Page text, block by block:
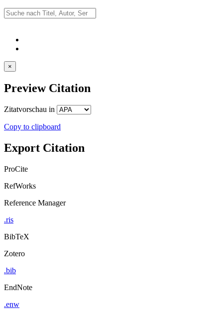
×
Preview Citation
Zitatvorschau in
Copy to clipboard
Export Citation
ProCite
RefWorks
Reference Manager
.ris
BibTeX
Zotero
.bib
EndNote
.enw